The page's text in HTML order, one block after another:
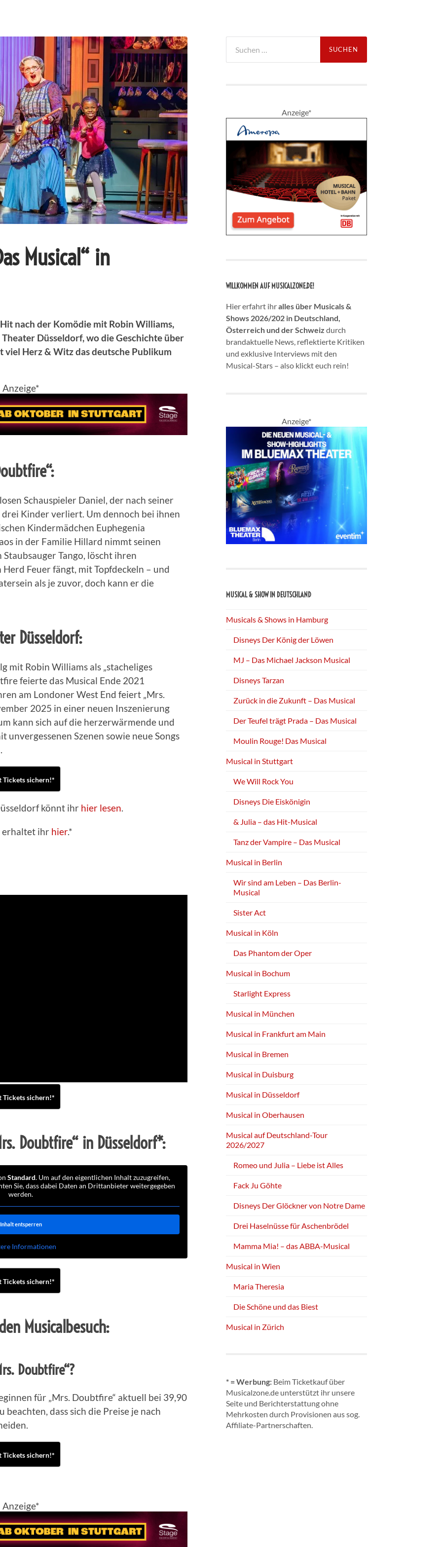
Musical“ in
nach der Komödie mit Robin Williams,
Düsseldorf, wo die Geschichte über
viel Herz & Witz das deutsche Publikum
Anzeige*
Schauspieler Daniel, der nach seiner
Kinder verliert. Um dennoch bei ihnen
Kindermädchen Euphegenia
in der Familie Hillard nimmt seinen
Tango, löscht ihren
Feuer fängt, mit Topfdeckeln – und
als je zuvor, doch kann er die
Düsseldorf:
mit Robin Williams als „stacheliges
feierte das Musical Ende 2021
am Londoner West End feiert „Mrs.
2025 in einer neuen Inszenierung
kann sich auf die herzerwärmende und
unvergessenen Szenen sowie neue Songs
Tickets sichern!*
könnt ihr hier lesen.
erhaltet ihr hier.*
Tickets sichern!*
Doubtfire“ in Düsseldorf*:
Standard. Um auf den eigentlichen Inhalt zuzugreifen,
Sie, dass dabei Daten an Drittanbieter weitergegeben
werden.
Inhalt entsperren
Informationen
Tickets sichern!*
Musicalbesuch:
Doubtfire“?
für „Mrs. Doubtfire“ aktuell bei 39,90
beachten, dass sich die Preise je nach
Tickets sichern!*
Anzeige*
nach:
Anzeige*
WILLKOMMEN AUF MUSICALZONE.DE!
Hier erfahrt ihralles über Musicals &
Shows 2026/202 in Deutschland,
Österreich und der Schweiz durch
brandaktuelle News, reflektierte Kritiken
und exklusive Interviews mit den
Musical-Stars – also klickt euch rein!
Anzeige*
MUSICAL & SHOW IN DEUTSCHLAND
Musicals & Shows in Hamburg
Disneys Der König der Löwen
MJ – Das Michael Jackson Musical
Disneys Tarzan
Zurück in die Zukunft – Das Musical
Der Teufel trägt Prada – Das Musical
Moulin Rouge! Das Musical
Musical in Stuttgart
We Will Rock You
Disneys Die Eiskönigin
& Julia – das Hit-Musical
Tanz der Vampire – Das Musical
Musical in Berlin
Wir sind am Leben – Das Berlin-
Musical
Sister Act
Musical in Köln
Das Phantom der Oper
Musical in Bochum
Starlight Express
Musical in München
Musical in Frankfurt am Main
Musical in Bremen
Musical in Duisburg
Musical in Düsseldorf
Musical in Oberhausen
Musical auf Deutschland-Tour
2026/2027
Romeo und Julia – Liebe ist Alles
Fack Ju Göhte
Disneys Der Glöckner von Notre Dame
Drei Haselnüsse für Aschenbrödel
Mamma Mia! – das ABBA-Musical
Musical in Wien
Maria Theresia
Die Schöne und das Biest
Musical in Zürich
* = Werbung: Beim Ticketkauf über
Musicalzone.de unterstützt ihr unsere
Seite und Berichterstattung ohne
Mehrkosten durch Provisionen aus sog.
Affiliate-Partnerschaften.